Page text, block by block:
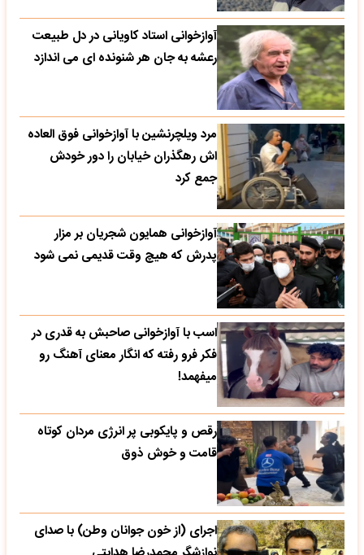
آوازخوانی استاد کاویانی در دل طبیعت
رعشه به جان هر شنونده ای می اندازد
مرد ویلچرنشین با آوازخوانی فوق العاده
اش رهگذران خیابان را دور خودش
جمع کرد
آوازخوانی همایون شجریان بر مزار
پدرش که هیچ وقت قدیمی نمی شود
اسب با آوازخوانی صاحبش به قدری در
فکر فرو رفته که انگار معنای آهنگ رو
میفهمد!
رقص و پایکوبی پر انرژی مردان کوتاه
قامت و خوش ذوق
اجرای (از خون جوانان وطن) با صدای